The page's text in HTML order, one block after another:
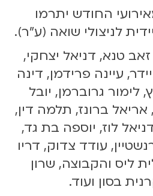
החודש יתרמו
לניצולי שואה (ע"ר).
טנא, דניאל יצחקי,
עיינה פרידמן, דינה
לימור גרוברמן, יובל
אריאל ברונז, תלמה דין,
לוז, יוספה בת גד,
עודד צדוק, דריו
ליס והקבוצה, שרון
בסון ועוד.